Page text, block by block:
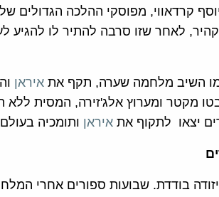
קרדאווי, מפוסקי ההלכה הגדולים של
לאחר שזו סרבה להתיר לו להגיע
השיב מלחמה שערה, תקף את איראן
מקטר ומערוץ אלג'זירה, המסית ללא
יצאו לתקוף את איראן ותומכיה
בודדת. שבועות ספורים אחרי